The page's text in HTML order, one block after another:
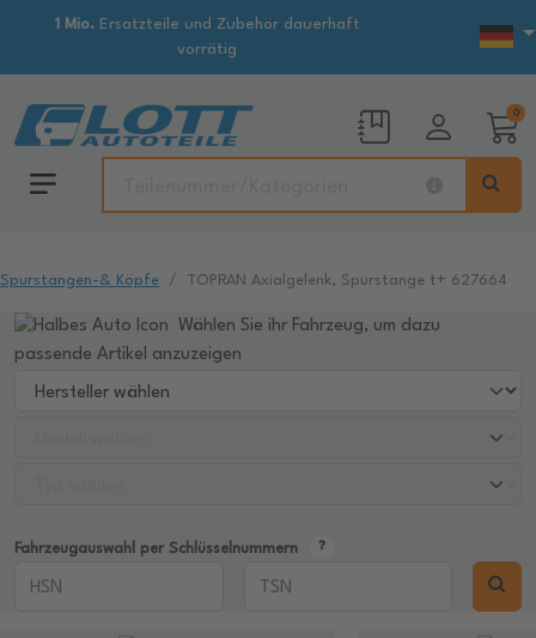
1 Mio.Ersatzteile und Zubehör dauerhaft
vorrätig
0
Spurstangen-& Köpfe TOPRAN Axialgelenk, Spurstange t+ 627664
Wählen Sie ihr Fahrzeug, um dazu
passende Artikel anzuzeigen
Fahrzeugauswahl per Schlüsselnummern